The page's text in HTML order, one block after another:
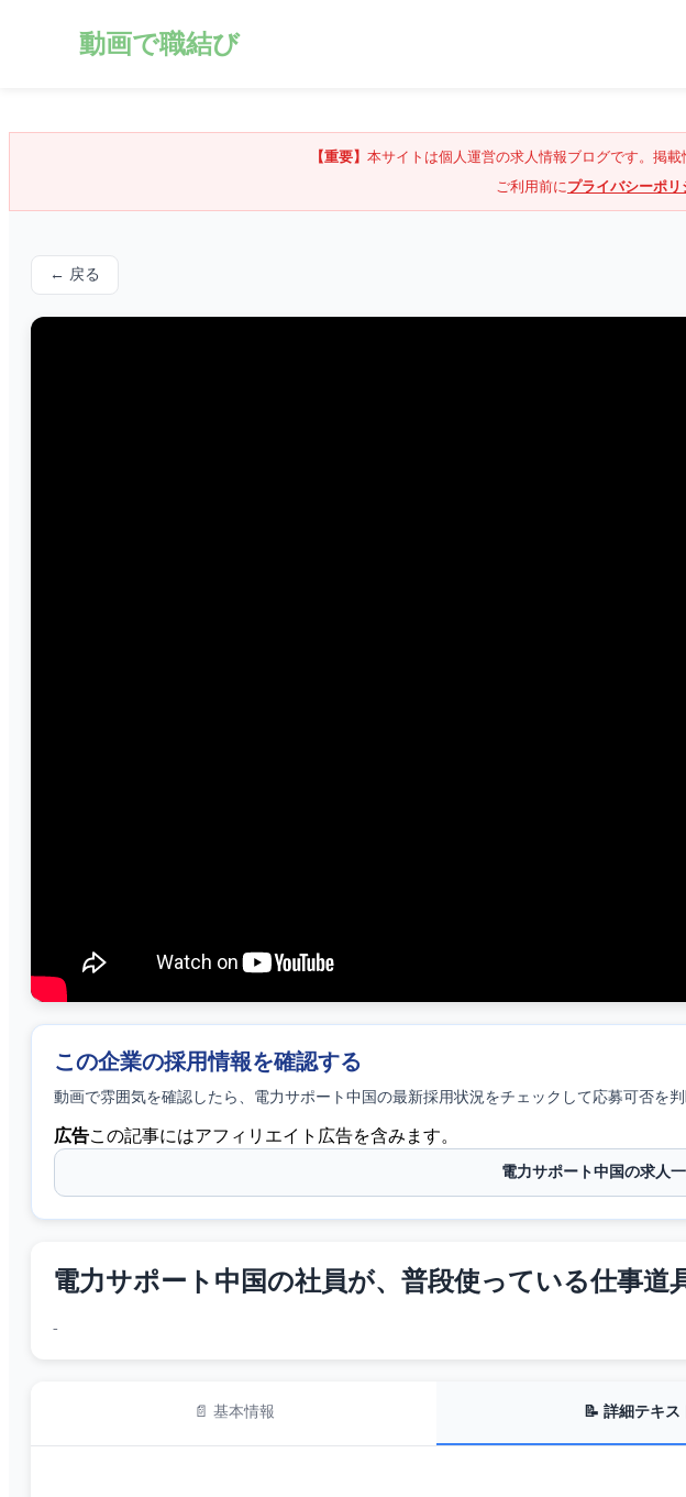
動画で職結び
【重要】 本サイトは個人運営の求人情報ブログです。掲
ご利用前にプライバシーポリ
← 戻る
この企業の採用情報を確認する
動画で雰囲気を確認したら、 電力サポート中国 の最新採用状況をチェックして応募可否を判
広告この記事にはアフィリエイト広告を含みます。
電力サポート中国の求人
電力サポート中国の社員が、普段使っている仕事道
-
📄 基本情報 📝 詳細テキス